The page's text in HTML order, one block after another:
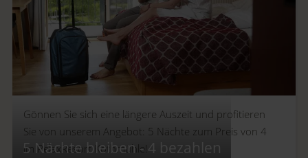
5 Nächte bleiben - 4 bezahlen
Gönnen Sie sich eine längere Auszeit und profitieren
Sie von unserem Angebot: 5 Nächte zum Preis von 4
im RelaxResort Kothmühle!